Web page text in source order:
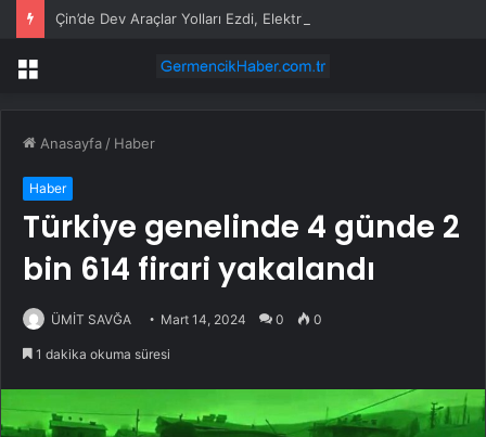
Menü
Anasayfa / Haber
Haber
Türkiye genelinde 4 günde 2
bin 614 firari yakalandı
ÜMİT SAVĞA Mart 14, 2024 0 0
1 dakika okuma süresi